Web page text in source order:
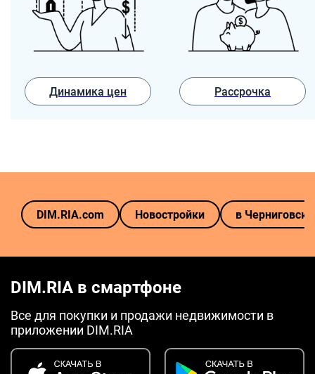
Динамика цен Рассрочка
DIM.RIA.com Новостройки в
DIM.RIA в смартфоне
Все для покупки и продажи недвижимости в
приложении DIM.RIA